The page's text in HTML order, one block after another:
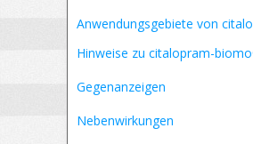
Anwendungsgebiete von
Hinweise zu citalopram-
Gegenanzeigen
Nebenwirkungen